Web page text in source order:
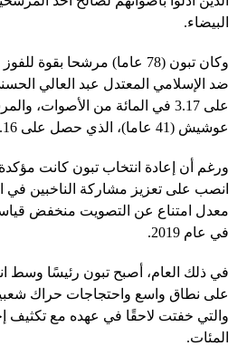
البيضاء.
وكان تبون (78 عاما) مرشحا بقوة
على 3.17 في المائة من الأصوات،
عوشيش (41 عاما)، الذي حصل على 2.16 في المائة.
ورغم أن إعادة انتخاب تبون كانت
انصب على تعزيز مشاركة الناخبين في
في عام 2019.
في ذلك العام، أصبح تبون رئيسًا وسط
على نطاق واسع واحتجاجات حراك
والتي خفتت لاحقًا في عهده مع
المئات.